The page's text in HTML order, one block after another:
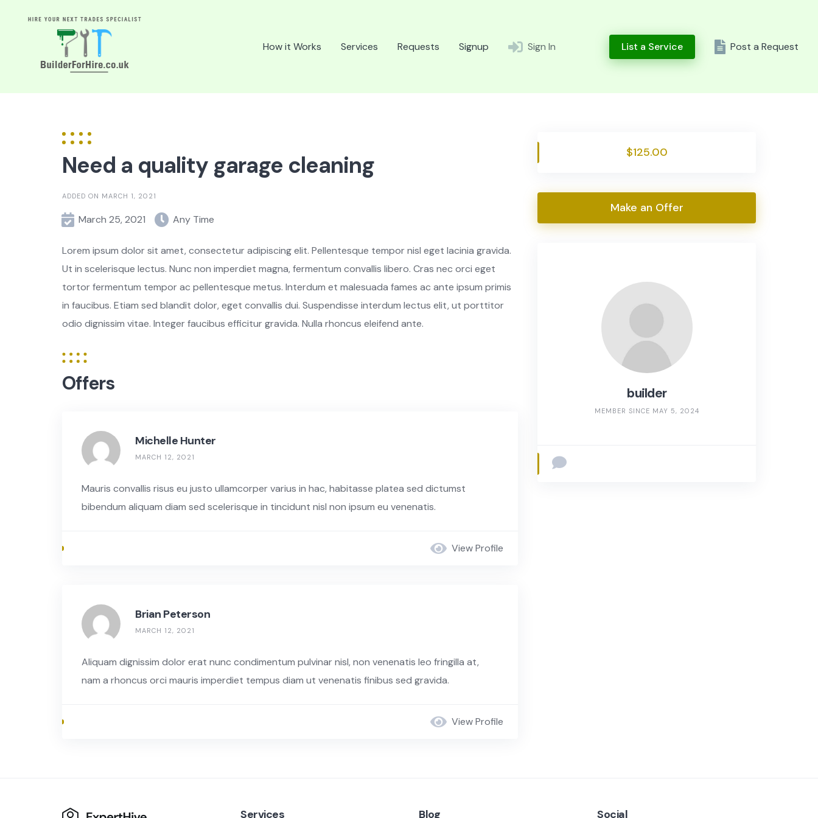
How it Works
Services Requests Signup Sign In List a Service Post a Request
Need a quality garage cleaning
ADDED ON MARCH 1, 2021
March 25, 2021 Any Time
Lorem ipsum dolor sit amet, consectetur adipiscing elit. Pellentesque tempor nisl eget lacinia gravida.
Ut in scelerisque lectus. Nunc non imperdiet magna, fermentum convallis libero. Cras nec orci eget
tortor fermentum tempor ac pellentesque metus. Interdum et malesuada fames ac ante ipsum primis
in faucibus. Etiam sed blandit dolor, eget convallis dui. Suspendisse interdum lectus elit, ut porttitor
odio dignissim vitae. Integer faucibus efficitur gravida. Nulla rhoncus eleifend ante.
Offers
Michelle Hunter
MARCH 12, 2021
Mauris convallis risus eu justo ullamcorper varius in hac, habitasse platea sed dictumst
bibendum aliquam diam sed scelerisque in tincidunt nisl non ipsum eu venenatis.
View Profile
Brian Peterson
MARCH 12, 2021
Aliquam dignissim dolor erat nunc condimentum pulvinar nisl, non venenatis leo fringilla at,
nam a rhoncus orci mauris imperdiet tempus diam ut venenatis finibus sed gravida.
View Profile
$125.00
Make an Offer
builder
MEMBER SINCE MAY 5, 2024
Services Blog Social